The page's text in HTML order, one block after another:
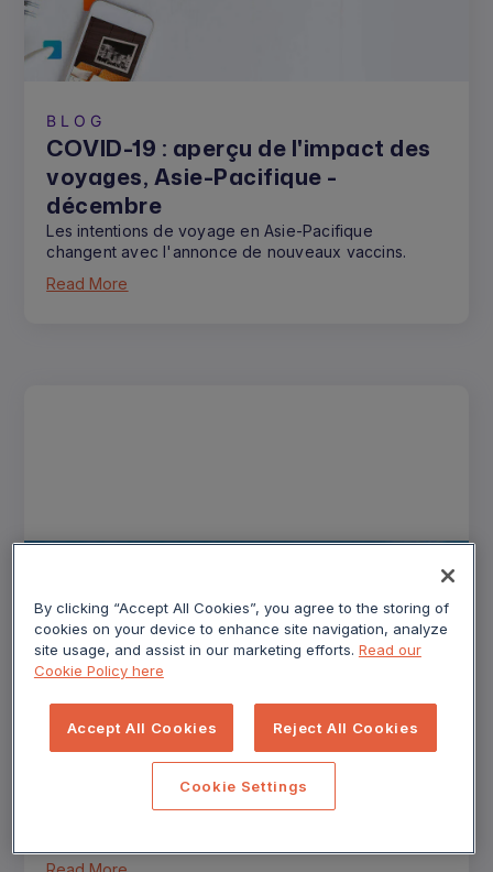
BLOG
COVID-19 : aperçu de l'impact des
voyages, Asie-Pacifique -
décembre
Les intentions de voyage en Asie-Pacifique
changent avec l'annonce de nouveaux vaccins.
Read More
BLOG
COVID-19 : Aperçus sur l'impact
des voyages, Europe — novembre
Les voyages intérieurs en Italie ont connu une
By clicking “Accept All Cookies”, you agree to the storing of
cookies on your device to enhance site navigation, analyze
site usage, and assist in our marketing efforts. Read our
Cookie Policy here
Accept All Cookies Reject All Cookies
Cookie Settings